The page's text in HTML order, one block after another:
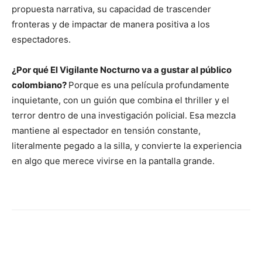
propuesta narrativa, su capacidad de trascender
fronteras y de impactar de manera positiva a los
espectadores.
¿Por qué El Vigilante Nocturno va a gustar al público
colombiano? Porque es una película profundamente
inquietante, con un guión que combina el thriller y el
terror dentro de una investigación policial. Esa mezcla
mantiene al espectador en tensión constante,
literalmente pegado a la silla, y convierte la experiencia
en algo que merece vivirse en la pantalla grande.